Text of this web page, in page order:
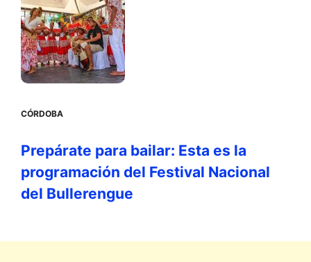
CÓRDOBA
Prepárate para bailar: Esta es la
programación del Festival Nacional
del Bullerengue